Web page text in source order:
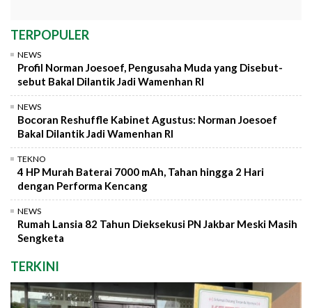
TERPOPULER
NEWS
Profil Norman Joesoef, Pengusaha Muda yang Disebut-
sebut Bakal Dilantik Jadi Wamenhan RI
NEWS
Bocoran Reshuffle Kabinet Agustus: Norman Joesoef
Bakal Dilantik Jadi Wamenhan RI
TEKNO
4 HP Murah Baterai 7000 mAh, Tahan hingga 2 Hari
dengan Performa Kencang
NEWS
Rumah Lansia 82 Tahun Dieksekusi PN Jakbar Meski Masih
Sengketa
TERKINI